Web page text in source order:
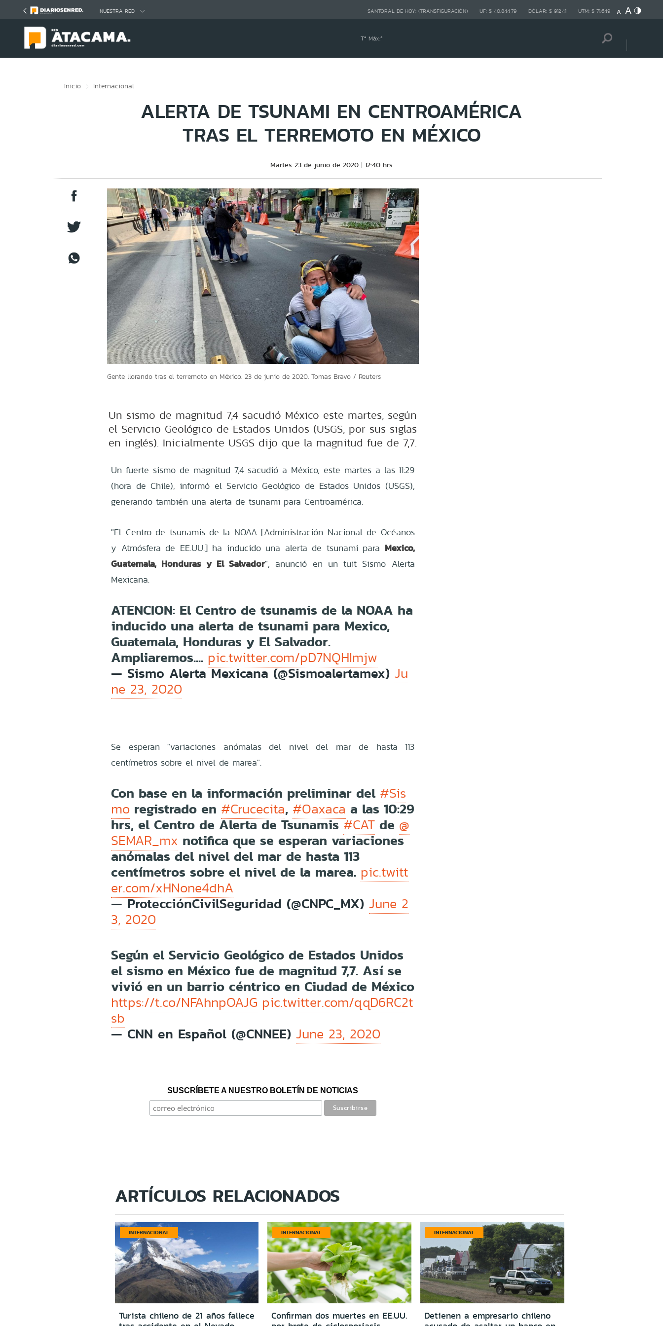
NUESTRA RED SANTORAL DE HOY: (TRANSFIGURACIÓN) UF: $ 40.844,79 DÓLAR: $ 912,41 UTM: $ 71.649
Tª Máx:º
Inicio Internacional
ALERTA DE TSUNAMI EN CENTROAMÉRICA
TRAS EL TERREMOTO EN MÉXICO
Martes 23 de junio de 2020 12:40 hrs
Gente llorando tras el terremoto en México. 23 de junio de 2020. Tomas Bravo / Reuters
Un sismo de magnitud 7,4 sacudió México este martes, según
el Servicio Geológico de Estados Unidos (USGS, por sus siglas
en inglés). Inicialmente USGS dijo que la magnitud fue de 7,7.
Un fuerte sismo de magnitud 7,4 sacudió a México, este martes a las 11:29
(hora de Chile), informó el Servicio Geológico de Estados Unidos (USGS),
generando también una alerta de tsunami para Centroamérica.
"El Centro de tsunamis de la NOAA [Administración Nacional de Océanos
y Atmósfera de EE.UU.] ha inducido una alerta de tsunami para Mexico,
Guatemala, Honduras y El Salvador", anunció en un tuit Sismo Alerta
Mexicana.
ATENCION: El Centro de tsunamis de la NOAA ha
inducido una alerta de tsunami para Mexico,
Guatemala, Honduras y El Salvador.
Ampliaremos.... pic.twitter.com/pD7NQHImjw
— Sismo Alerta Mexicana (@Sismoalertamex)Ju
ne 23, 2020
Se esperan "variaciones anómalas del nivel del mar de hasta 113
centímetros sobre el nivel de marea".
Con base en la información preliminar del #Sis
mo registrado en #Crucecita, #Oaxaca a las 10:29
hrs, el Centro de Alerta de Tsunamis#CAT de @
SEMAR_mx notifica que se esperan variaciones
anómalas del nivel del mar de hasta 113
centímetros sobre el nivel de la marea. pic.twitt
er.com/xHNone4dhA
— ProtecciónCivilSeguridad (@CNPC_MX)June 2
3, 2020
Según el Servicio Geológico de Estados Unidos
el sismo en México fue de magnitud 7,7. Así se
vivió en un barrio céntrico en Ciudad de México
https://t.co/NFAhnpOAJG pic.twitter.com/qqD6RC2t
sb
— CNN en Español (@CNNEE)June 23, 2020
SUSCRÍBETE A NUESTRO BOLETÍN DE NOTICIAS
ARTÍCULOS RELACIONADOS
INTERNACIONAL
Turista chileno de 21 años fallece
INTERNACIONAL
Confirman dos muertes en EE.UU.
INTERNACIONAL
Detienen a empresario chileno